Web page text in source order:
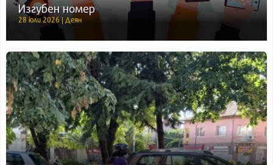
Изгубен номер
28 юли 2026 | Деян